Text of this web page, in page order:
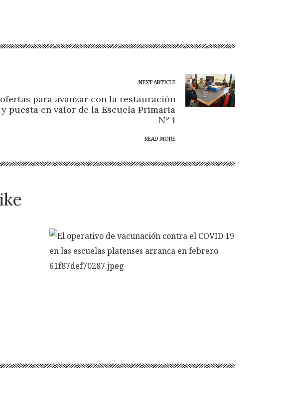
NEXT ARTICLE
para avanzar con la restauración
puesta en valor de la Escuela Primaria
Nº 1
READ MORE